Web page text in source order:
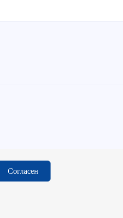
Согласен